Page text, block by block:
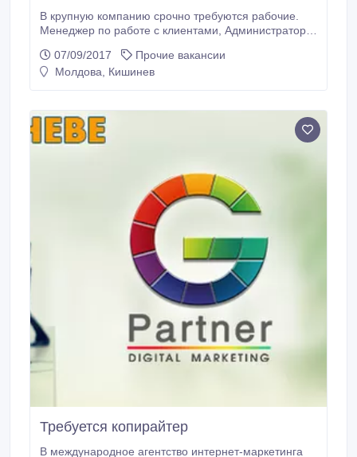
В крупную компанию срочно требуются рабочие.
Менеджер по работе с клиентами, Администратор,
водитель, Слесарь-ремонтник отдела главного
механика, Рабочие на склад, Секретарша приятной
07/09/2017
Прочие вакансии
Молдова, Кишинев
Требуется копирайтер
В международное агентство интернет-маркетинга